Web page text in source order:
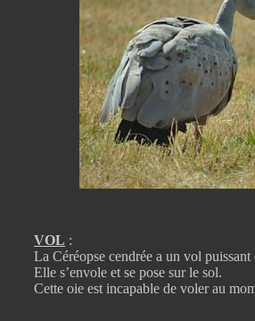
VOL :
La Céréopse cendrée a un vol
Elle s’envole et se pose sur le sol.
Cette oie est incapable de voler au